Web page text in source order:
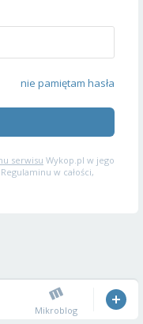
nie pamiętam hasła
serwisu Wykop.pl w jego
w całości,
Mikroblog